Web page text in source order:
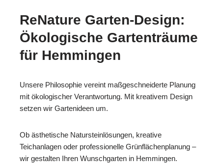
ReNature Garten-Design:
Ökologische Gartenträume
für Hemmingen
Unsere Philosophie vereint maßgeschneiderte Planung
mit ökologischer Verantwortung. Mit kreativem Design
setzen wir Gartenideen um.
Ob ästhetische Natursteinlösungen, kreative
Teichanlagen oder professionelle Grünflächenplanung –
wir gestalten Ihren Wunschgarten in Hemmingen.